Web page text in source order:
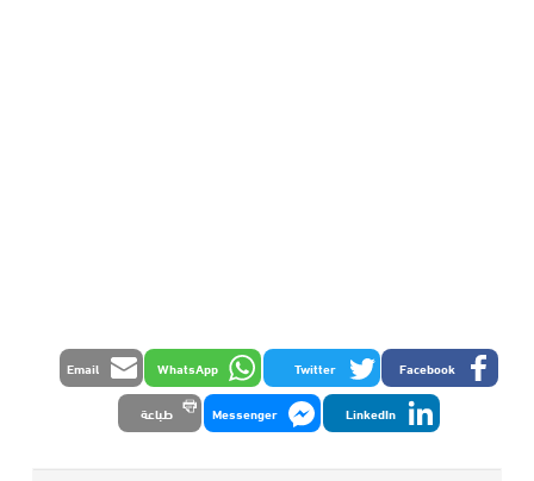
Facebook
Twitter
WhatsApp
Email
LinkedIn
Messenger طباعة